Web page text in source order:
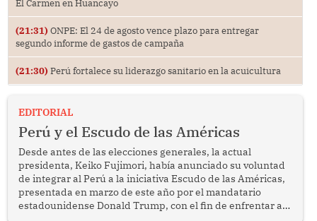
El Carmen en Huancayo
(21:31) ONPE: El 24 de agosto vence plazo para entregar
segundo informe de gastos de campaña
(21:30) Perú fortalece su liderazgo sanitario en la acuicultura
EDITORIAL
Perú y el Escudo de las Américas
Desde antes de las elecciones generales, la actual
presidenta, Keiko Fujimori, había anunciado su voluntad
de integrar al Perú a la iniciativa Escudo de las Américas,
presentada en marzo de este año por el mandatario
estadounidense Donald Trump, con el fin de enfrentar al